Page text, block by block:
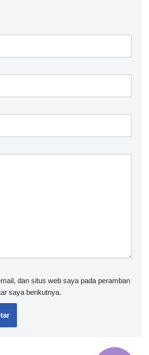
dan situs web saya pada peramban
saya berikutnya.